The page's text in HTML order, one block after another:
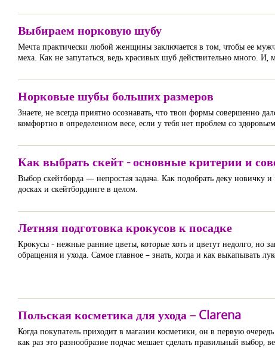
Выбираем норковую шубу
Мечта практически любой женщины заключается в том, чтобы ее
меха. Как не запутаться, ведь красивых шуб действительно много.
Норковые шубы больших размеров
Знаете, не всегда приятно осознавать, что твои формы совершенно
комфортно в определенном весе, если у тебя нет проблем со
Как выбрать скейт - основные критерии и
Выбор скейтборда — непростая задача. Как подобрать деку новичку
досках и скейтбординге в целом.
Летняя подготовка крокусов к посадке
Крокусы - нежные ранние цветы, которые хоть и цветут недолго, но
обращения и ухода. Самое главное – знать, когда и как выкапывать
Польская косметика для ухода – Clarena
Когда покупатель приходит в магазин косметики, он в первую
как раз это разнообразие подчас мешает сделать правильный